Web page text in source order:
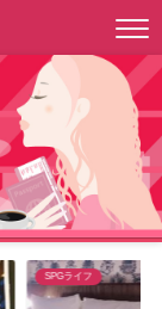
SPGライフ